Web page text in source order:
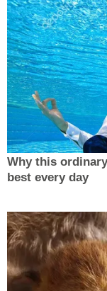
Why this
best every day